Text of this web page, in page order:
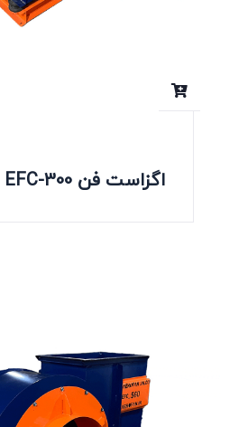
اگزاست فن EFC-300 سری A+